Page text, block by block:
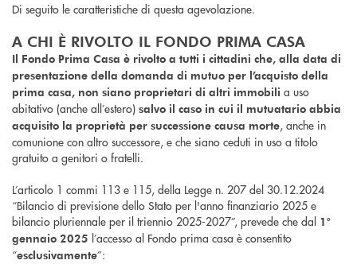
Di seguito le caratteristiche di questa agevolazione.
A CHI È RIVOLTO IL FONDO PRIMA CASA
Il Fondo Prima Casa è rivolto a tutti i cittadini che, alla data di
presentazione della domanda di mutuo per l’acquisto della
prima casa, non siano proprietari di altri immobili a uso
abitativo (anche all’estero) salvo il caso in cui il mutuatario abbia
acquisito la proprietà per successione causa morte, anche in
comunione con altro successore, e che siano ceduti in uso a titolo
gratuito a genitori o fratelli.
L’articolo 1 commi 113 e 115, della Legge n. 207 del 30.12.2024
“Bilancio di previsione dello Stato per l'anno finanziario 2025 e
bilancio pluriennale per il triennio 2025-2027”, prevede che dal 1°
gennaio 2025 l’accesso al Fondo prima casa è consentito
“esclusivamente”: